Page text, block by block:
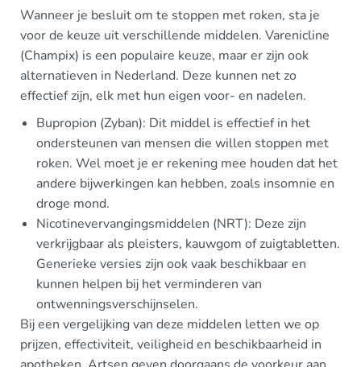
Wanneer je besluit om te stoppen met roken, sta je
voor de keuze uit verschillende middelen. Varenicline
(Champix) is een populaire keuze, maar er zijn ook
alternatieven in Nederland. Deze kunnen net zo
effectief zijn, elk met hun eigen voor- en nadelen.
Bupropion (Zyban): Dit middel is effectief in het
ondersteunen van mensen die willen stoppen met
roken. Wel moet je er rekening mee houden dat het
andere bijwerkingen kan hebben, zoals insomnie en
droge mond.
Nicotinevervangingsmiddelen (NRT): Deze zijn
verkrijgbaar als pleisters, kauwgom of zuigtabletten.
Generieke versies zijn ook vaak beschikbaar en
kunnen helpen bij het verminderen van
ontwenningsverschijnselen.
Bij een vergelijking van deze middelen letten we op
prijzen, effectiviteit, veiligheid en beschikbaarheid in